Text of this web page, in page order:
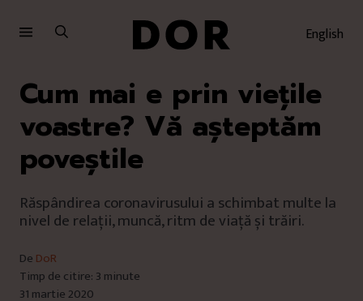
English
Cum mai e prin viețile
voastre? Vă așteptăm
poveștile
Răspândirea coronavirusului a schimbat multe la
nivel de relații, muncă, ritm de viață și trăiri.
De DoR
Timp de citire: 3 minute
31 martie 2020